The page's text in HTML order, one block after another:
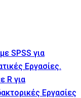
SPSS για
Εργασίες.
R για
Εργασίες